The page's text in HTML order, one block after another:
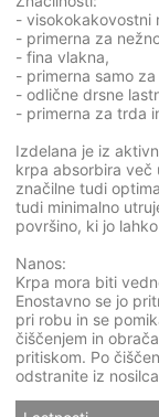
- visokokakovostni
- primerna za
- fina vlakna,
- primerna samo
- odlične drsne
- primerna za trda
Izdelana je iz
krpa absorbira več
značilne tudi
tudi minimalno
površino, ki jo
Nanos:
Krpa mora biti
Enostavno se jo
pri robu in se
čiščenjem in
pritiskom. Po
odstranite iz